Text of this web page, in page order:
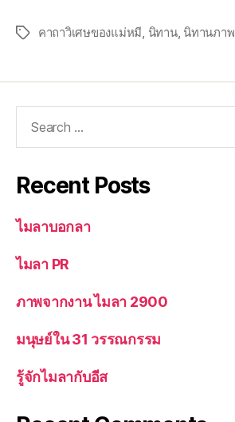
คาถาวิเศษของแม่หมี นิทาน, นิทานภาพ
Recent Posts
ไมลาบอกลา
ไมลา PR
ภาพจากงาน ไมลา 2900
มนุษย์ใน 31 วรรณกรรม
รู้จักไมลากับอีส